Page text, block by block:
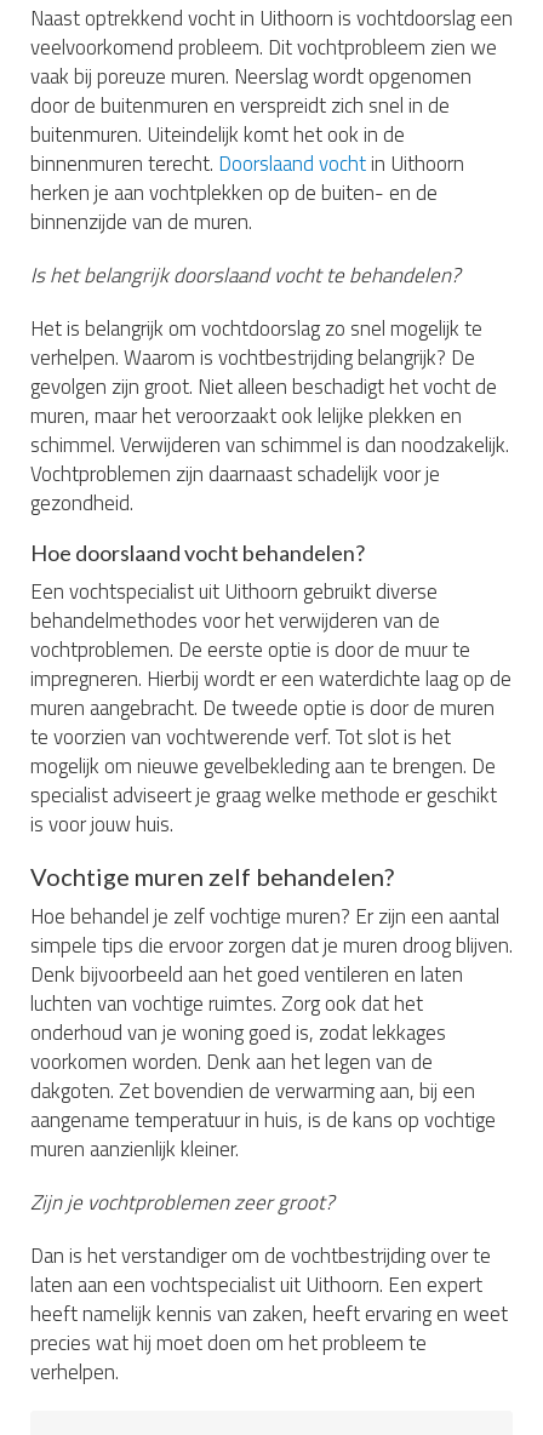
Naast optrekkend vocht in Uithoorn is vochtdoorslag een
veelvoorkomend probleem. Dit vochtprobleem zien we
vaak bij poreuze muren. Neerslag wordt opgenomen
door de buitenmuren en verspreidt zich snel in de
buitenmuren. Uiteindelijk komt het ook in de
binnenmuren terecht. Doorslaand vochtin Uithoorn
herken je aan vochtplekken op de buiten- en de
binnenzijde van de muren.
Is het belangrijk doorslaand vocht te behandelen?
Het is belangrijk om vochtdoorslag zo snel mogelijk te
verhelpen. Waarom is vochtbestrijding belangrijk? De
gevolgen zijn groot. Niet alleen beschadigt het vocht de
muren, maar het veroorzaakt ook lelijke plekken en
schimmel. Verwijderen van schimmel is dan noodzakelijk.
Vochtproblemen zijn daarnaast schadelijk voor je
gezondheid.
Hoe doorslaand vocht behandelen?
Een vochtspecialist uit Uithoorn gebruikt diverse
behandelmethodes voor het verwijderen van de
vochtproblemen. De eerste optie is door de muur te
impregneren. Hierbij wordt er een waterdichte laag op de
muren aangebracht. De tweede optie is door de muren
te voorzien van vochtwerende verf. Tot slot is het
mogelijk om nieuwe gevelbekleding aan te brengen. De
specialist adviseert je graag welke methode er geschikt
is voor jouw huis.
Vochtige muren zelf behandelen?
Hoe behandel je zelf vochtige muren? Er zijn een aantal
simpele tips die ervoor zorgen dat je muren droog blijven.
Denk bijvoorbeeld aan het goed ventileren en laten
luchten van vochtige ruimtes. Zorg ook dat het
onderhoud van je woning goed is, zodat lekkages
voorkomen worden. Denk aan het legen van de
dakgoten. Zet bovendien de verwarming aan, bij een
aangename temperatuur in huis, is de kans op vochtige
muren aanzienlijk kleiner.
Zijn je vochtproblemen zeer groot?
Dan is het verstandiger om de vochtbestrijding over te
laten aan een vochtspecialist uit Uithoorn. Een expert
heeft namelijk kennis van zaken, heeft ervaring en weet
precies wat hij moet doen om het probleem te
verhelpen.